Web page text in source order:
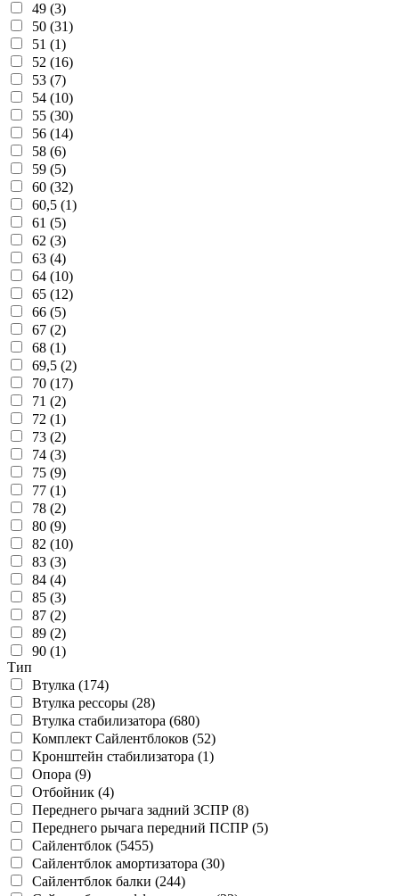
49 (3)
50 (31)
51 (1)
52 (16)
53 (7)
54 (10)
55 (30)
56 (14)
58 (6)
59 (5)
60 (32)
60,5 (1)
61 (5)
62 (3)
63 (4)
64 (10)
65 (12)
66 (5)
67 (2)
68 (1)
69,5 (2)
70 (17)
71 (2)
72 (1)
73 (2)
74 (3)
75 (9)
77 (1)
78 (2)
80 (9)
82 (10)
83 (3)
84 (4)
85 (3)
87 (2)
89 (2)
90 (1)
Тип
Втулка (174)
Втулка рессоры (28)
Втулка стабилизатора (680)
Комплект Сайлентблоков (52)
Кронштейн стабилизатора (1)
Опора (9)
Отбойник (4)
Переднего рычага задний ЗСПР (8)
Переднего рычага передний ПСПР (5)
Сайлентблок (5455)
Сайлентблок амортизатора (30)
Сайлентблок балки (244)